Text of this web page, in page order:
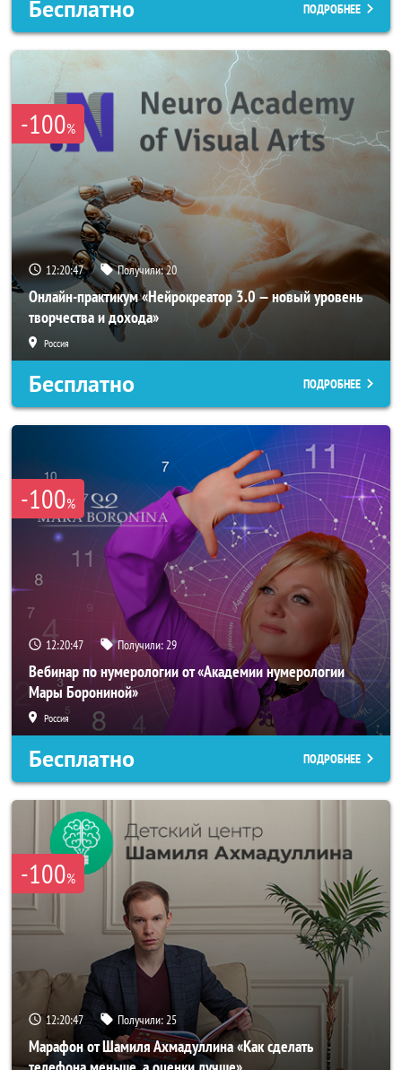
Бесплатно ПОДРОБНЕЕ
-100%
12:20:44 Получили:20
Онлайн-практикум «Нейрокреатор 3.0 — новый уровень
творчества и дохода»
Россия
Бесплатно ПОДРОБНЕЕ
-100%
12:20:44 Получили:29
Вебинар по нумерологии от «Академии нумерологии
Мары Борониной»
Россия
Бесплатно ПОДРОБНЕЕ
-100%
12:20:44 Получили:25
Марафон от Шамиля Ахмадуллина «Как сделать